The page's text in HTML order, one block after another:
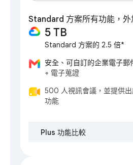
Standard 方案所有功能，外
5 TB
Standard 方案的 2.5 倍*
安全、可自訂的企業電子郵
+ 電子蒐證
500 人視訊會議，並提供
功能
Plus 功能比較